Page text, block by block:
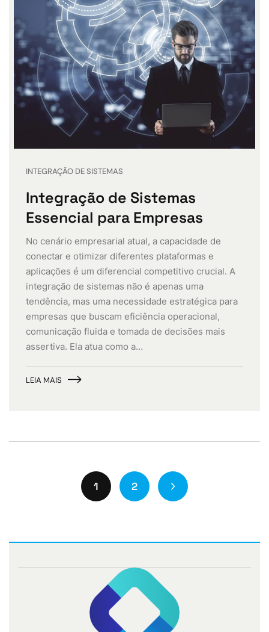
INTEGRAÇÃO DE SISTEMAS
Integração de Sistemas
Essencial para Empresas
No cenário empresarial atual, a capacidade de
conectar e otimizar diferentes plataformas e
aplicações é um diferencial competitivo crucial. A
integração de sistemas não é apenas uma
tendência, mas uma necessidade estratégica para
empresas que buscam eficiência operacional,
comunicação fluida e tomada de decisões mais
assertiva. Ela atua como a…
LEIA MAIS
1 2